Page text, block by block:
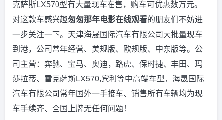
克萨斯LX570型有大量现车在售，购车可优惠数万元。
对这款车感兴趣匆匆那年电影在线观看的朋友们不妨进
一步关注一下。天津海晟国际汽车有限公司大批量现车
到港，公司常年经营、美规版、欧规版、中东版等。公
司主营：奔驰、宝马、奥迪，路虎、保时捷、丰田、玛
莎拉蒂、雷克萨斯LX570,宾利等中高端车型，海晟国际
汽车有限公司常年国外一手接车、销售所有车辆均为现
车手续齐、全国上牌无任何问题！